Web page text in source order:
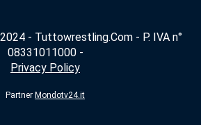
- Tuttowrestling.Com - P. IVA n°
08331011000 -
Privacy Policy
Partner Mondotv24.it